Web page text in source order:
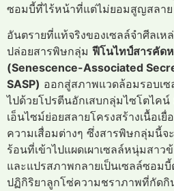
ซอมบี้ที่ไร้หน้าที่แต่ไม่ยอมสูญสลาย
อันตรายที่แท้จริงของเซลล์จำศีลเ
ปล่อยสารพิษกลุ่ม ฟีโนไทป์สารคัดห
(Senescence-Associated
SASP) ออกสู่สภาพแวดล้อมรอบเ
ไปด้วยโปรตีนอักเสบกลุ่มไซโตไคน์
เอ็นไซม์ย่อยสลายโครงสร้างเนื้อเยื่
ความเสื่อมต่างๆ ซึ่งสารพิษกลุ่มนี้
ร้อนที่เข้าไปแผดเผาเซลล์หนุ่มสาว
และแปรสภาพกลายเป็นเซลล์ซอมบี้
ปฏิกิริยาลูกโซ่ความชราภาพที่กัดกิ